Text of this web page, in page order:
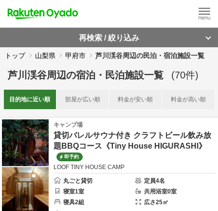
再検索 / 絞り込み
トップ 山梨県 甲府市 芦川渓谷周辺の民泊・宿泊施設一覧
芦川渓谷周辺の宿泊・民泊施設一覧 (70件)
目的地に近い順 部屋が広い順 料金が安い順 料金が高い順
キャンプ場
貸切バレルサウナ付き クラフトビール飲み放
題BBQコース《Tiny House HIGURASHI》
即予約
LOOF TINY HOUSE CAMP
丸ごと貸切
定員4名
寝室1室 共用浴室0室
寝具2組 広さ25㎡